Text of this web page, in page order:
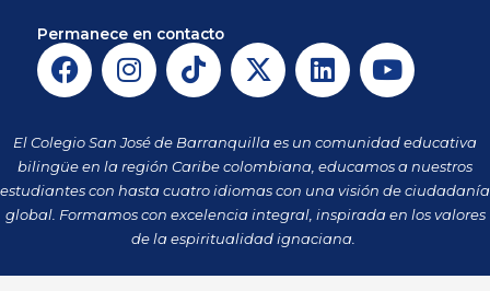
Permanece en contacto
F
a
e
b
o
o
I
n
t
a
g
r
a
m
T
i
t
o
k
X
-
w
i
t
t
e
r
L
i
k
e
d
i
n
Y
o
t
u
b
e
El Colegio San José de Barranquilla es un comunidad educativa
bilingüe en la región Caribe colombiana, educamos a nuestros
estudiantes con hasta cuatro idiomas con una visión de ciudadanía
global. Formamos con excelencia integral, inspirada en los valores
de la espiritualidad ignaciana.